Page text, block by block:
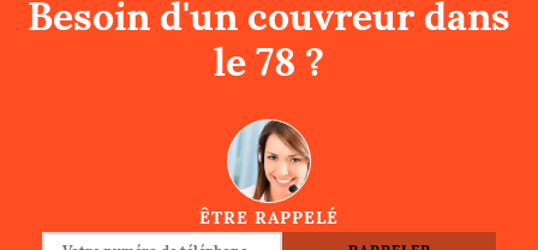
Besoin d'un couvreur dans
le 78 ?
ÊTRE RAPPELÉ